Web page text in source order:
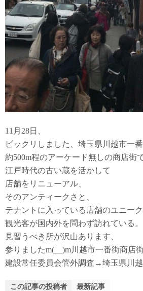
11月28日、
ビックリしました、埼玉県川越市一番
約500m程のアーケード無しの商店街で
江戸時代の古い蔵を活かして
店舗をリニューアル、
そのアンティークさと、
テナントに入っている店舗のユニーク
観光客が国内外を問わず訪れている。
見習うべき所が沢山あります、
参りましたm(__)m川越市一番街商店街
建設常任委員会管外調査→埼玉県川
この記事の投稿者 最新記事